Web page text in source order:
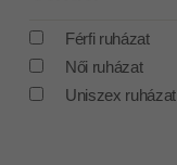
Férfi ruházat
Női ruházat
Uniszex ruházat